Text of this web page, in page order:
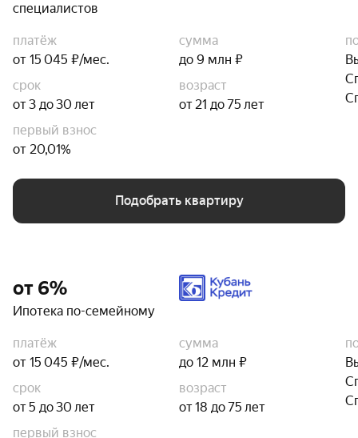
специалистов
платёж
от 15 045 ₽/мес.
сумма
до 9 млн ₽
срок
от 3 до 30 лет
возраст
от 21 до 75 лет
первый взнос
от 20,01%
Подобрать квартиру
от 6%
Ипотека по-семейному
платёж
от 15 045 ₽/мес.
сумма
до 12 млн ₽
срок
от 5 до 30 лет
возраст
от 18 до 75 лет
первый взнос